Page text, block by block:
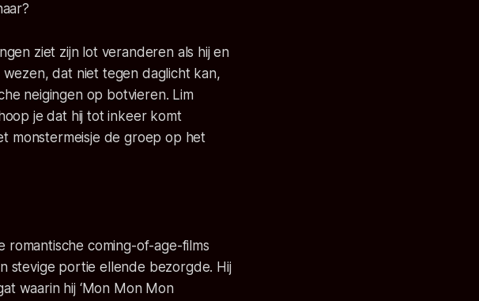
ziet zijn lot veranderen als hij en
dat niet tegen daglicht kan,
neigingen op botvieren. Lim
je dat hij tot inkeer komt
monstermeisje de groep op het
romantische coming-of-age-films
stevige portie ellende bezorgde. Hij
waarin hij ‘Mon Mon Mon